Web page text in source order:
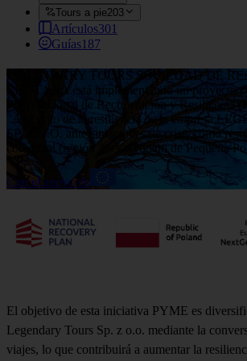
Tours a pie203
Artículos301
Guías187
LEGENDARY TOURS SOCIEDAD DE
LIMITADA está implementando un proyecto
Plan Nacional de Recuperación y Resiliencia
"Aumento de la resiliencia de la empresa
SP. Z O.O. ante situaciones de crisis como
comercial (región 3 - Voivodato de Pequeña
Con el apoyo de
El objetivo de esta iniciativa PYME es
Legendary Tours Sp. z o.o. mediante la
viajes, lo que contribuirá a aumentar la